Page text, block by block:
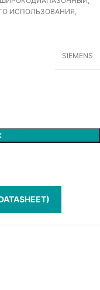
ИСПОЛЬЗОВАНИЯ,
SIEMENS